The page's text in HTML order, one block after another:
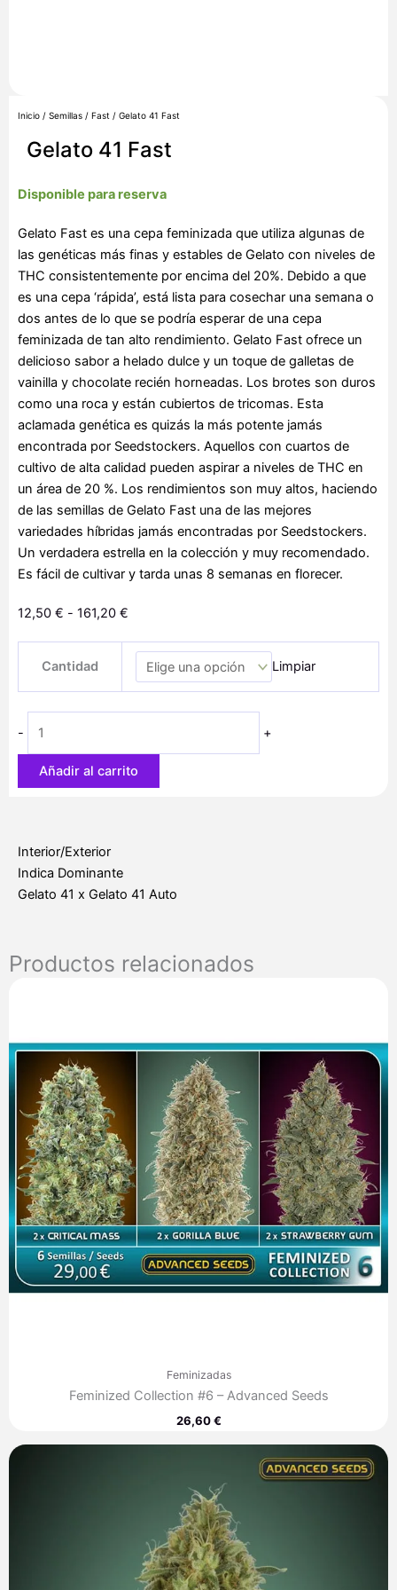
Inicio / Semillas / Fast / Gelato 41 Fast
Gelato 41 Fast
Disponible para reserva
Gelato Fast es una cepa feminizada que utiliza algunas de
las genéticas más finas y estables de Gelato con niveles de
THC consistentemente por encima del 20%. Debido a que
es una cepa ‘rápida’, está lista para cosechar una semana o
dos antes de lo que se podría esperar de una cepa
feminizada de tan alto rendimiento. Gelato Fast ofrece un
delicioso sabor a helado dulce y un toque de galletas de
vainilla y chocolate recién horneadas. Los brotes son duros
como una roca y están cubiertos de tricomas. Esta
aclamada genética es quizás la más potente jamás
encontrada por Seedstockers. Aquellos con cuartos de
cultivo de alta calidad pueden aspirar a niveles de THC en
un área de 20 %. Los rendimientos son muy altos, haciendo
de las semillas de Gelato Fast una de las mejores
variedades híbridas jamás encontradas por Seedstockers.
Un verdadera estrella en la colección y muy recomendado.
Es fácil de cultivar y tarda unas 8 semanas en florecer.
12,50 € - 161,20 €
precios:
desde
12,50 €
Cantidad Limpiar
-
Fast
cantidad
+
Añadir al carrito
Interior/Exterior
Indica Dominante
Gelato 41 x Gelato 41 Auto
Productos relacionados
Feminizadas
Feminized Collection #6 – Advanced Seeds
26,60€
de
precios:
285,00 €